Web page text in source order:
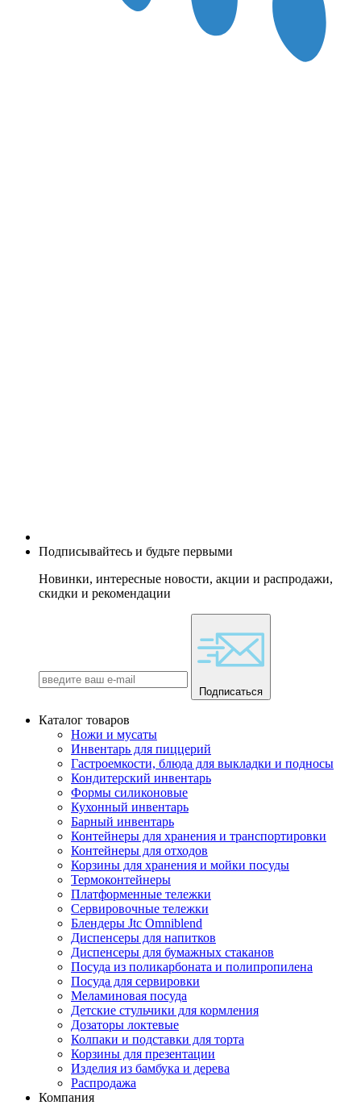
Подписывайтесь и будьте первыми
Новинки, интересные новости, акции и распродажи,
скидки и рекомендации
Подписаться
Каталог товаров
Ножи и мусаты
Инвентарь для пиццерий
Гастроемкости, блюда для выкладки и подносы
Кондитерский инвентарь
Формы силиконовые
Кухонный инвентарь
Барный инвентарь
Контейнеры для хранения и транспортировки
Контейнеры для отходов
Корзины для хранения и мойки посуды
Термоконтейнеры
Платформенные тележки
Сервировочные тележки
Блендеры Jtc Omniblend
Диспенсеры для напитков
Диспенсеры для бумажных стаканов
Посуда из поликарбоната и полипропилена
Посуда для сервировки
Меламиновая посуда
Детские стульчики для кормления
Дозаторы локтевые
Колпаки и подставки для торта
Корзины для презентации
Изделия из бамбука и дерева
Распродажа
Компания